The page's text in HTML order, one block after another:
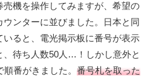
機を操作してみますが、希望の
ンターに並びました。日本と同
いると、電光掲示板に番号が表示
、待ち人数50人…！しかし意外と
番がきました。 番号札を取った